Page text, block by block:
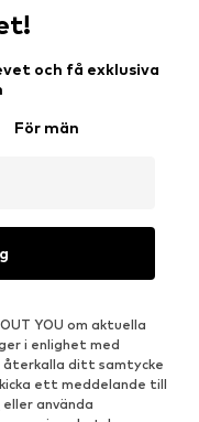
och få exklusiva
För män
YOU om aktuella
i enlighet med
återkalla ditt samtycke
ett meddelande till
eller använda